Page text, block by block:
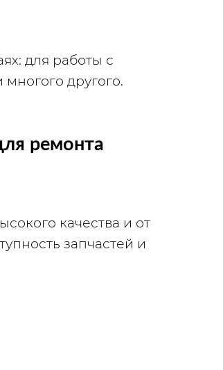
для работы с
другого.
ремонта
качества и от
запчастей и